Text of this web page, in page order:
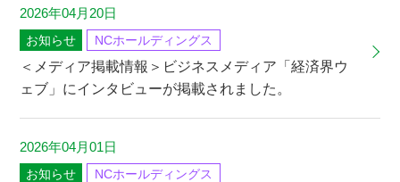
2026年04月20日
お知らせ NCホールディングス
＜メディア掲載情報＞ビジネスメディア「経済界ウ
ェブ」にインタビューが掲載されました。
2026年04月01日
お知らせ
NCホールディングス